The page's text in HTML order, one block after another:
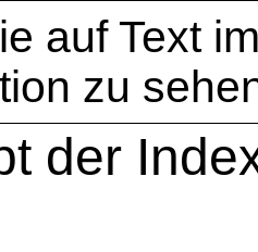
auf Text
zu
der